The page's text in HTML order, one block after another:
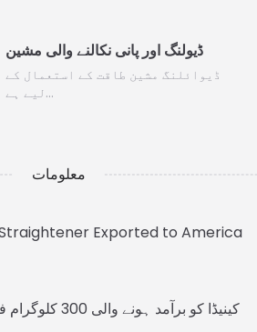
ڈیولنگ اور پانی نکالنے والی مشین
ڈیوائلنگ مشین طاقت کے استعمال کے
لیے ہے…
معلومات
Exported to America
کینیڈا کو برآمد